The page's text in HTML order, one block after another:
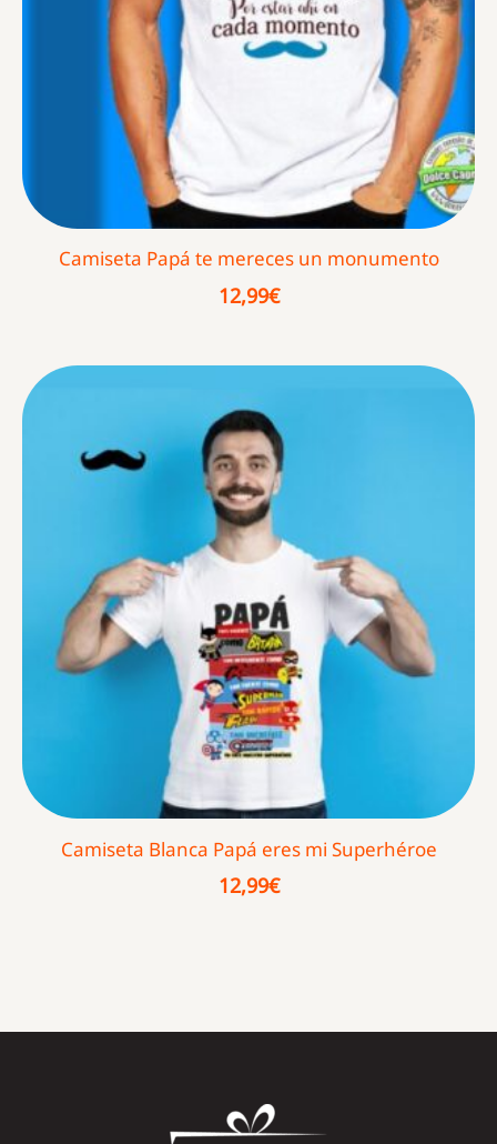
Camiseta Papá te mereces un monumento
12,99€
Camiseta Blanca Papá eres mi Superhéroe
12,99€